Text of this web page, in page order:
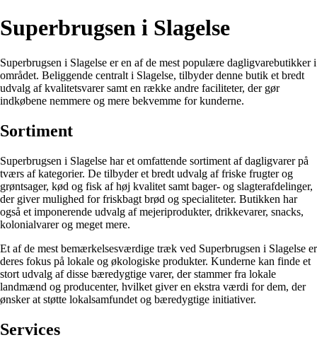
Superbrugsen i Slagelse
Superbrugsen i Slagelse er en af de mest populære dagligvarebutikker i
området. Beliggende centralt i Slagelse, tilbyder denne butik et bredt
udvalg af kvalitetsvarer samt en række andre faciliteter, der gør
indkøbene nemmere og mere bekvemme for kunderne.
Sortiment
Superbrugsen i Slagelse har et omfattende sortiment af dagligvarer på
tværs af kategorier. De tilbyder et bredt udvalg af friske frugter og
grøntsager, kød og fisk af høj kvalitet samt bager- og slagterafdelinger,
der giver mulighed for friskbagt brød og specialiteter. Butikken har
også et imponerende udvalg af mejeriprodukter, drikkevarer, snacks,
kolonialvarer og meget mere.
Et af de mest bemærkelsesværdige træk ved Superbrugsen i Slagelse er
deres fokus på lokale og økologiske produkter. Kunderne kan finde et
stort udvalg af disse bæredygtige varer, der stammer fra lokale
landmænd og producenter, hvilket giver en ekstra værdi for dem, der
ønsker at støtte lokalsamfundet og bæredygtige initiativer.
Services